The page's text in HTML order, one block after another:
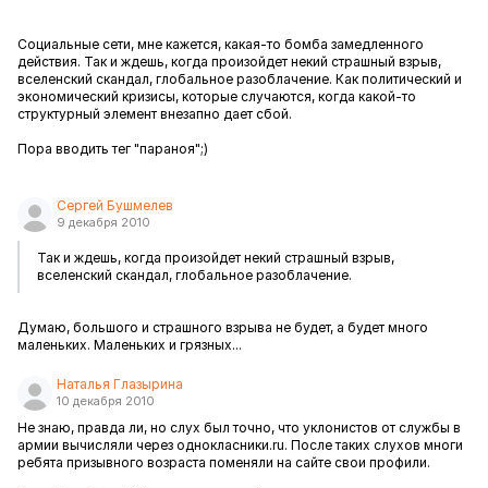
Социальные сети, мне кажется, какая-то бомба замедленного
действия. Так и ждешь, когда произойдет некий страшный взрыв,
вселенский скандал, глобальное разоблачение. Как политический и
экономический кризисы, которые случаются, когда какой-то
структурный элемент внезапно дает сбой.
Пора вводить тег "параноя";)
Сергей Бушмелев
9 декабря 2010
Так и ждешь, когда произойдет некий страшный взрыв,
вселенский скандал, глобальное разоблачение.
Думаю, большого и страшного взрыва не будет, а будет много
маленьких. Маленьких и грязных...
Наталья Глазырина
10 декабря 2010
Не знаю, правда ли, но слух был точно, что уклонистов от службы в
армии вычисляли через однокласники.ru. После таких слухов многи
ребята призывного возраста поменяли на сайте свои профили.